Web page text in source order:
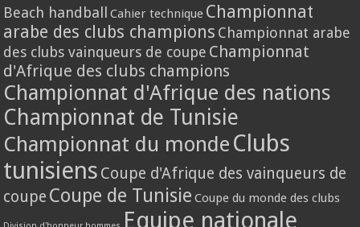
Beach handball Cahier technique Championnat
arabe des clubs champions Championnat arabe
des clubs vainqueurs de coupe Championnat
d'Afrique des clubs champions
Championnat d'Afrique des nations
Championnat de Tunisie
Championnat du monde Clubs
tunisiens Coupe d'Afrique des vainqueurs de
coupe Coupe de Tunisie Coupe du monde des clubs
Equipe nationale